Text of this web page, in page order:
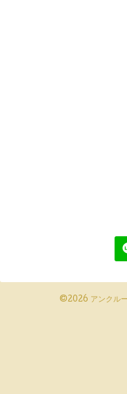
©2026 アンクル